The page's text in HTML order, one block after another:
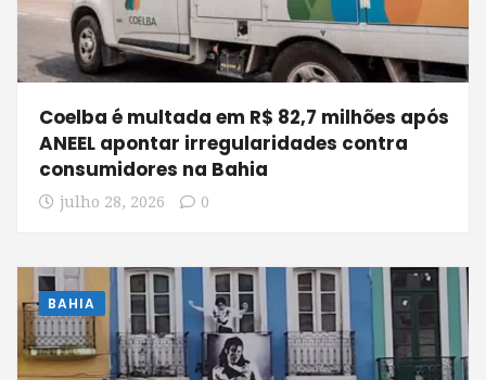
Coelba é multada em R$ 82,7 milhões após
ANEEL apontar irregularidades contra
consumidores na Bahia
julho 28, 2026 0
BAHIA